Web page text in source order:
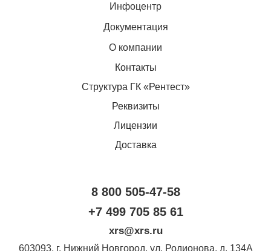
Инфоцентр
Документация
О компании
Контакты
Структура ГК «Рентест»
Реквизиты
Лицензии
Доставка
8 800 505-47-58
+7 499 705 85 61
xrs@xrs.ru
603093, г. Нижний Новгород, ул. Родионова, д. 134А